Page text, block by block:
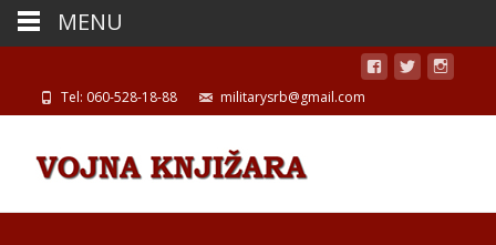
Tel: 060-528-18-88 militarysrb@gmail.com
MENU